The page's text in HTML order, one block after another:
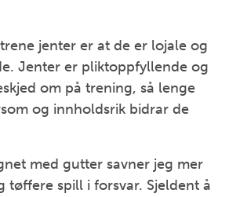
jenter er at de er lojale og
Jenter er pliktoppfyllende og
om på trening, så lenge
og innholdsrik bidrar de
med gutter savner jeg mer
tøffere spill i forsvar. Sjeldent å